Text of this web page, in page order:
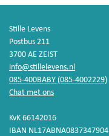
Stille Levens
Postbus 211
3700 AE ZEIST
info@stillelevens.nl
085-400BABY (085-4002229)
Chat met ons
KvK 66142016
IBAN NL17ABNA0837347904